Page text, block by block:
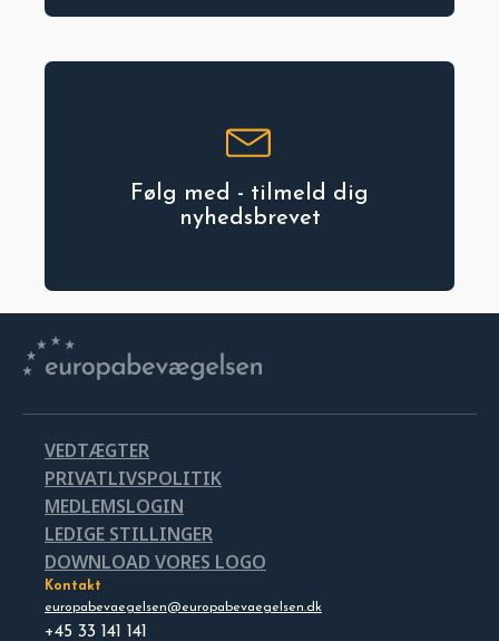
Følg med - tilmeld dig
nyhedsbrevet
VEDTÆGTER
PRIVATLIVSPOLITIK
MEDLEMSLOGIN
LEDIGE STILLINGER
DOWNLOAD VORES LOGO
Kontakt
europabevaegelsen@europabevaegelsen.dk
+45 33 141 141